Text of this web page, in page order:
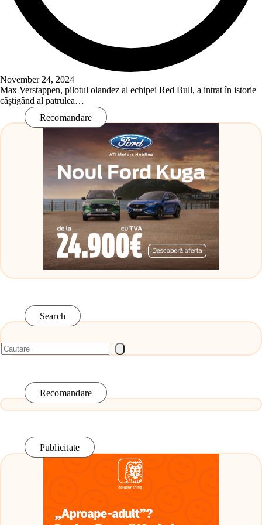
November 24, 2024
Max Verstappen, pilotul olandez al echipei Red Bull, a intrat în istorie
câștigând al patrulea…
Read More
Recomandare
Search
Recomandare
Publicitate